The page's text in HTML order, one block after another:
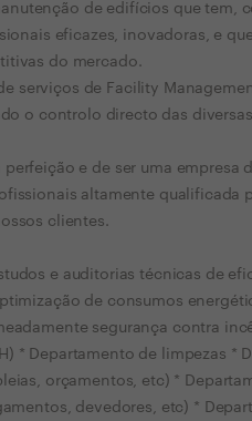
de edifícios que tem,
eficazes, inovadoras, e
do mercado.
serviços de Facility
o controlo directo das
e de ser uma empresa
altamente qualificada
clientes.
e auditorias técnicas de
de consumos
segurança contra
* Departamento de limpezas *
orçamentos, etc) *
devedores, etc) *